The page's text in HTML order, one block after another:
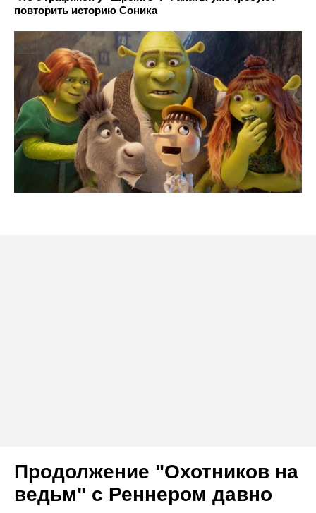
повторить историю Соника
Продолжение "Охотников на
ведьм" с Реннером давно